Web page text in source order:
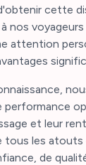
cette
nos voyageurs
attention
performance
et leur
tous les atouts
de